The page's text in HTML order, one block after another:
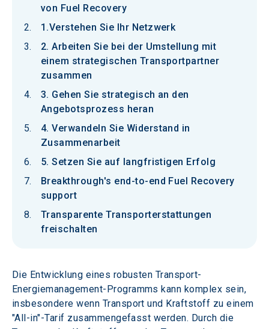
von Fuel Recovery
1.Verstehen Sie Ihr Netzwerk
2. Arbeiten Sie bei der Umstellung mit
einem strategischen Transportpartner
zusammen
3. Gehen Sie strategisch an den
Angebotsprozess heran
4. Verwandeln Sie Widerstand in
Zusammenarbeit
5. Setzen Sie auf langfristigen Erfolg
Breakthrough's end-to-end Fuel Recovery
support
Transparente Transporterstattungen
freischalten
Die Entwicklung eines robusten Transport-
Energiemanagement-Programms kann komplex sein,
insbesondere wenn Transport und Kraftstoff zu einem
"All-in"-Tarif zusammengefasst werden. Durch die